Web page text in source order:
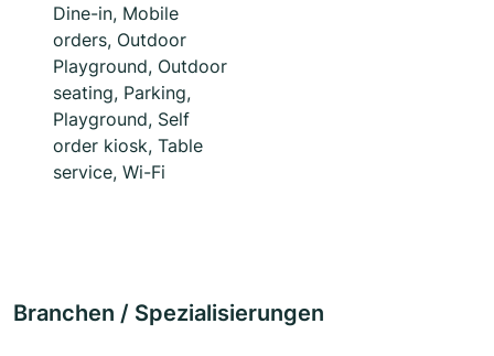
Dine-in, Mobile
orders, Outdoor
Playground, Outdoor
seating, Parking,
Playground, Self
order kiosk, Table
service, Wi-Fi
Branchen / Spezialisierungen